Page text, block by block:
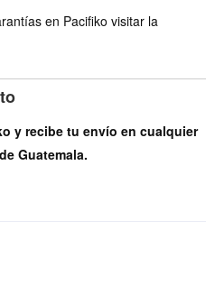
en Pacifiko visitar la
y recibe tu envío en cualquier
Guatemala.